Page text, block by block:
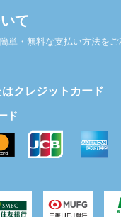
て
単・無料な支払い方法をご
クレジットカード
ド